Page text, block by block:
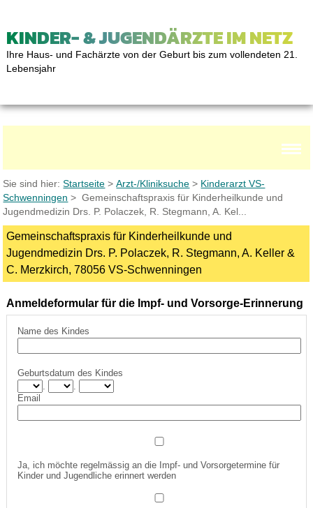
KINDER- & JUGENDÄRZTE IM NETZ
Ihre Haus- und Fachärzte von der Geburt bis zum vollendeten 21.
Lebensjahr
Sie sind hier:Startseite >Arzt-/Kliniksuche > Kinderarzt VS-
Schwenningen > Gemeinschaftspraxis für Kinderheilkunde und
Jugendmedizin Drs. P. Polaczek, R. Stegmann, A. Kel...
Gemeinschaftspraxis für Kinderheilkunde und
Jugendmedizin Drs. P. Polaczek, R. Stegmann, A. Keller &
C. Merzkirch, 78056 VS-Schwenningen
Anmeldeformular für die Impf- und Vorsorge-Erinnerung
Name des Kindes
Geburtsdatum des Kindes
Email
Ja, ich möchte regelmässig an die Impf- und Vorsorgetermine für
Kinder und Jugendliche erinnert werden